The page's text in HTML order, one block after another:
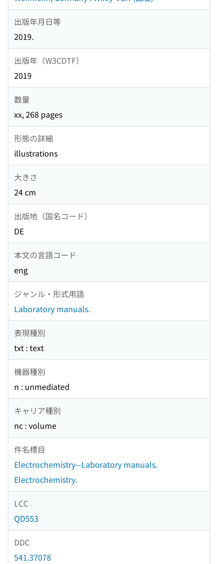
出版年月日等
2019.
出版年（W3CDTF）
2019
数量
xx, 268 pages
形態の詳細
illustrations
大きさ
24 cm
出版地（国名コード）
DE
本文の言語コード
eng
ジャンル・形式用語
Laboratory manuals.
表現種別
txt : text
機器種別
n : unmediated
キャリア種別
nc : volume
件名標目
Electrochemistry--Laboratory manuals.
Electrochemistry.
LCC
QD553
DDC
541.37078